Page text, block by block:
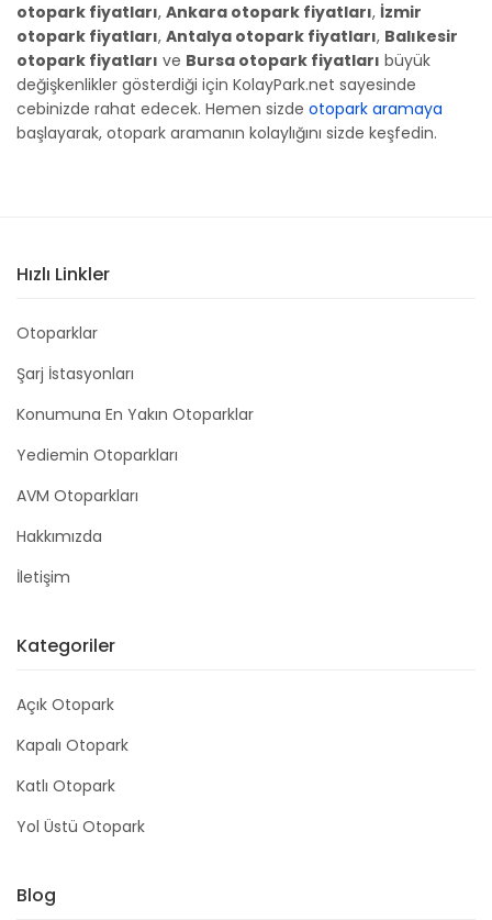
otopark fiyatları, Ankara otopark fiyatları, İzmir
otopark fiyatları, Antalya otopark fiyatları, Balıkesir
otopark fiyatları ve Bursa otopark fiyatları büyük
değişkenlikler gösterdiği için KolayPark.net sayesinde
cebinizde rahat edecek. Hemen sizde otopark aramaya
başlayarak, otopark aramanın kolaylığını sizde keşfedin.
Hızlı Linkler
Otoparklar
Şarj İstasyonları
Konumuna En Yakın Otoparklar
Yediemin Otoparkları
AVM Otoparkları
Hakkımızda
İletişim
Kategoriler
Açık Otopark
Kapalı Otopark
Katlı Otopark
Yol Üstü Otopark
Blog